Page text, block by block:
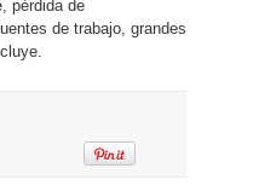
pérdida de
de trabajo, grandes